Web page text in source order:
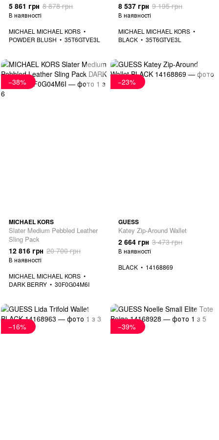
5 861 грн 8 878 грн
В наявності
MICHAEL MICHAEL KORS
POWDER BLUSH
35T6GTVE3L
8 537 грн 9 195 грн
В наявності
MICHAEL MICHAEL KORS
BLACK
35T6GTVE3L
−38%
MICHAEL KORS
Slater Medium Pebbled Leather
Sling Pack
12 816 грн 20 700 грн
В наявності
MICHAEL MICHAEL KORS
DARK BERRY
30F0G04M6I
−23%
GUESS
Katey Zip-Around Wallet
2 664 грн 3 473 грн
В наявності
BLACK
14168869
−16% −39%